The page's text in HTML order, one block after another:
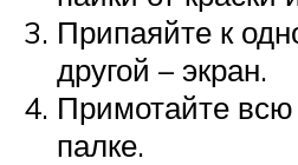
Припаяйте к
другой – экран.
Примотайте всю
палке.